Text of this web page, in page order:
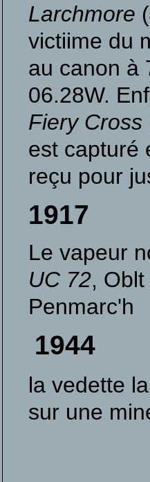
Larchmore
victiime du
au canon à
06.28W.
Fiery Cross
est capturé
reçu pour
1917
Le vapeur
UC 72,
Penmarc'h
1944
la vedette
sur une